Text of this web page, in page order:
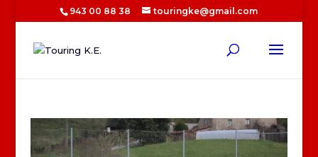
943 00 88 38 touringke@gmail.com